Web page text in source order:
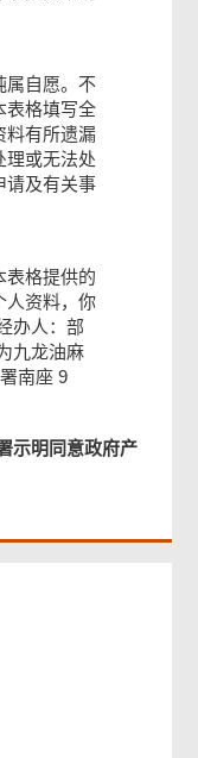
属自愿。不
表格填写全
料有所遗漏
理或无法处
请及有关事
表格提供的
人资料，你
办人：部
九龙油麻
南座 9
示明同意政府产